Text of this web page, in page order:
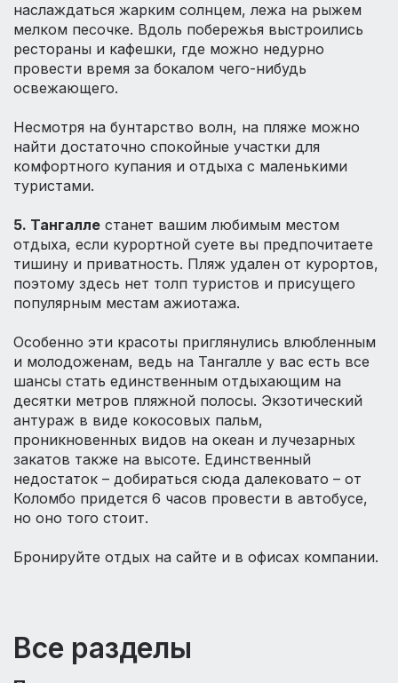
наслаждаться жарким солнцем, лежа на рыжем
мелком песочке. Вдоль побережья выстроились
рестораны и кафешки, где можно недурно
провести время за бокалом чего-нибудь
освежающего.
Несмотря на бунтарство волн, на пляже можно
найти достаточно спокойные участки для
комфортного купания и отдыха с маленькими
туристами.
5. Тангалле станет вашим любимым местом
отдыха, если курортной суете вы предпочитаете
тишину и приватность. Пляж удален от курортов,
поэтому здесь нет толп туристов и присущего
популярным местам ажиотажа.
Особенно эти красоты приглянулись влюбленным
и молодоженам, ведь на Тангалле у вас есть все
шансы стать единственным отдыхающим на
десятки метров пляжной полосы. Экзотический
антураж в виде кокосовых пальм,
проникновенных видов на океан и лучезарных
закатов также на высоте. Единственный
недостаток – добираться сюда далековато – от
Коломбо придется 6 часов провести в автобусе,
но оно того стоит.
Бронируйте отдых на сайте и в офисах компании.
Все разделы